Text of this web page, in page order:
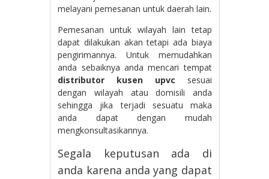
melayani pemesanan untuk daerah lain.
Pemesanan untuk wilayah lain tetap
dapat dilakukan akan tetapi ada biaya
pengirimannya. Untuk memudahkan
anda sebaiknya anda mencari tempat
distributor kusen upvc sesuai
dengan wilayah atau domisili anda
sehingga jika terjadi sesuatu maka
anda dapat dengan mudah
mengkonsultasikannya.
Segala keputusan ada di
anda karena anda yang dapat